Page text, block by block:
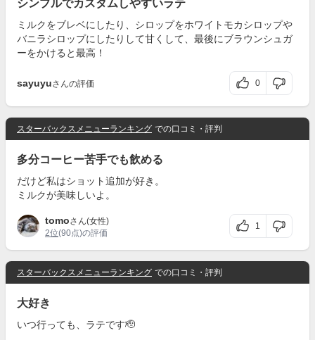
シンプルでカスタムしやすいラテ
ミルクをブレベにしたり、シロップをホワイトモカシロップや
バニラシロップにしたりして甘くして、最後にブラウンシュガ
ーをかけると最高！
sayuyuさんの評価 0
スターバックスメニューランキング での口コミ・評判
多分コーヒー苦手でも飲める
だけど私はショット追加が好き。
ミルクが美味しいよ。
tomoさん(女性)
2位(90点)の評価
1
スターバックスメニューランキング での口コミ・評判
大好き
いつ行っても、ラテです🫡